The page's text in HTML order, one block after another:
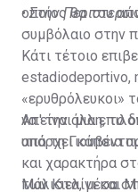
οποίος θα του
συμβόλαιο στην
•Στην
Κάτι τέτοιο
estadiodeportivo,
«ερυθρόλευκοι»
να είναι μια
υπάρχει κάποια
Απ' την άλλη, το
από τη
και χαρακτήρα
των Κιελίνι και
Μάλιστα, μέσα